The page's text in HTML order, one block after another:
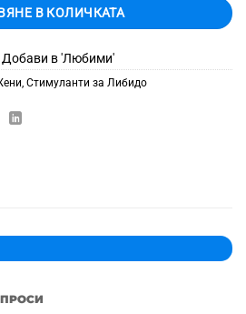
В КОЛИЧКАТА
Добави в 'Любими'
Стимуланти за Либидо